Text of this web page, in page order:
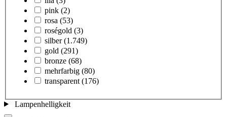
pink (2)
rosa (53)
roségold (3)
silber (1.749)
gold (291)
bronze (68)
mehrfarbig (80)
transparent (176)
Lampenhelligkeit